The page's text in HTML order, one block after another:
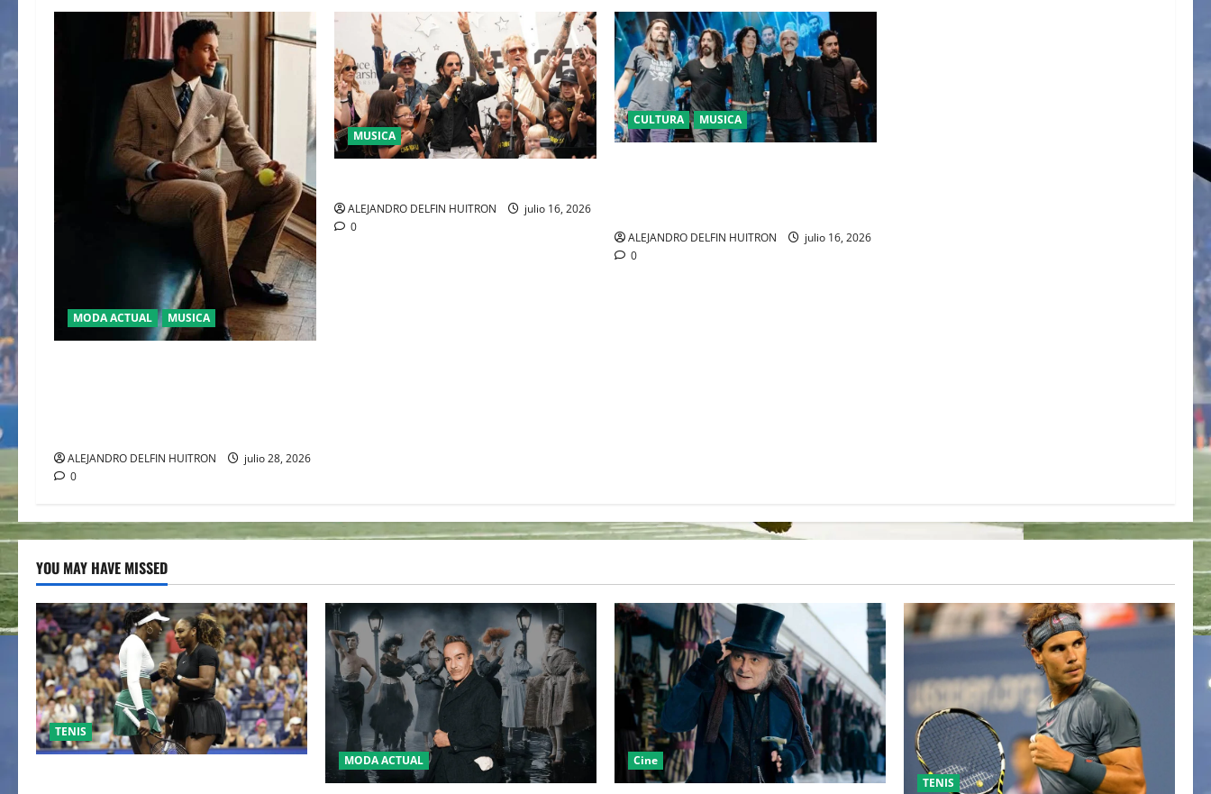
MODA ACTUAL MUSICA
ALEJANDRO DELFIN HUITRON
julio 28, 2026
0
MUSICA
ALEJANDRO DELFIN HUITRON
julio 16, 2026
0
CULTURA MUSICA
ALEJANDRO DELFIN HUITRON
julio 16, 2026
0
YOU MAY HAVE MISSED
TENIS
MODA ACTUAL
Cine
TENIS